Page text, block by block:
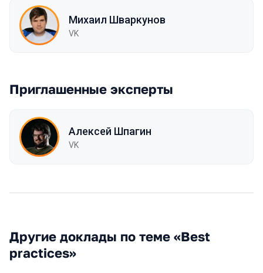
Михаил Шваркунов
VK
Приглашенные эксперты
Алексей Шпагин
VK
Другие доклады по теме «Best
practices»